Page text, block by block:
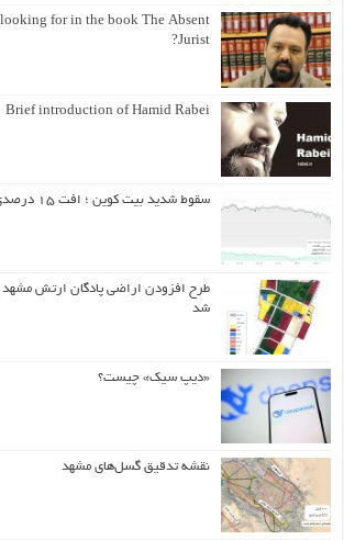
for in the book The Absent
Jurist?
Brief introduction of Hamid Rabei
سقوط شدید بیت کوین ؛ افت ۱۵ درصدی اتریوم و میم‌کوین‌ها
طرح افزودن اراضی پادگان ارتش
شد
«دیپ سیک» چیست؟
نقشه تدقیق گسل‌های مشهد